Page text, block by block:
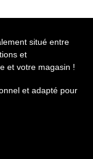
situé entre
et
et votre magasin !
et adapté pour